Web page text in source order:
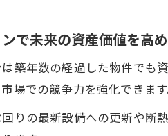
で未来の資産価値を高
築年数の経過した物件でも
場での競争力を強化できます
りの最新設備への更新や断